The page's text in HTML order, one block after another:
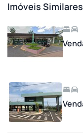
Imóveis Similares